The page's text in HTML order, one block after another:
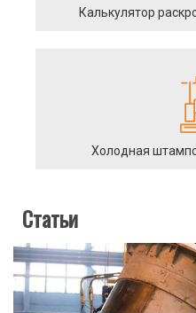
Калькулятор
Холодная
Статьи